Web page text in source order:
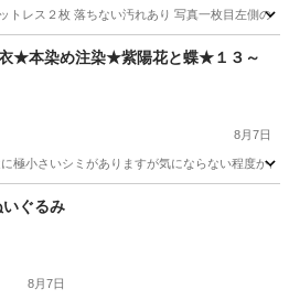
トレス２枚 落ちない汚れあり 写真一枚目左側の
ベビー用品
★本染め注染★紫陽花と蝶★１３～
8月7日
極小さいシミがありますが気にならない程度か
キッズ用品
ぐるみ
8月7日